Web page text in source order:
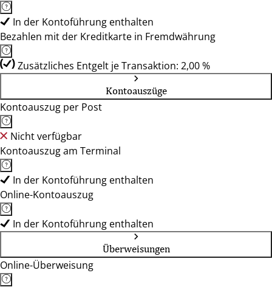
In der Kontoführung enthalten
Bezahlen mit der Kreditkarte in Fremdwährung
Zusätzliches Entgelt je Transaktion: 2,00 %
Kontoauszüge
Kontoauszug per Post
Nicht verfügbar
Kontoauszug am Terminal
In der Kontoführung enthalten
Online-Kontoauszug
In der Kontoführung enthalten
Überweisungen
Online-Überweisung